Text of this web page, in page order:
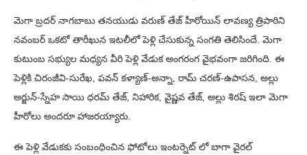
మెగా బ్రదర్ నాగబాబు తనయుడు వరుణ్ తేజ్ హీరోయిన్ లావణ్య త్రిపాఠిని
నవంబర్ ఒకటో తారీఖున ఇటలీలో పెళ్లి చేసుకున్న సంగతి తెలిసిందే. మెగా
కుటుంబ సభ్యుల మధ్యన వీరి పెళ్లి వేడుక అంగరంగ వైభవంగా జరిగింది. ఈ
పెళ్లికి చిరంజీవి-సురేఖ, పవన్ కళ్యాణ్-అన్నా, రామ్ చరణ్-ఉపాసన, అల్లు
అర్జున్-స్నేహ సాయి ధరమ్ తేజ్, నిహారిక, వైష్ణవ తేజ్, అల్లు శిరష్ ఇలా మెగా
హీరోలు అందరూ హాజరయ్యారు.
ఈ పెళ్లి వేడుకకు సంబంధించిన ఫోటోలు ఇంటర్నెట్ లో బాగా వైరల్